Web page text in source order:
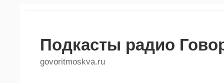
Подкасты радио
govoritmoskva.ru